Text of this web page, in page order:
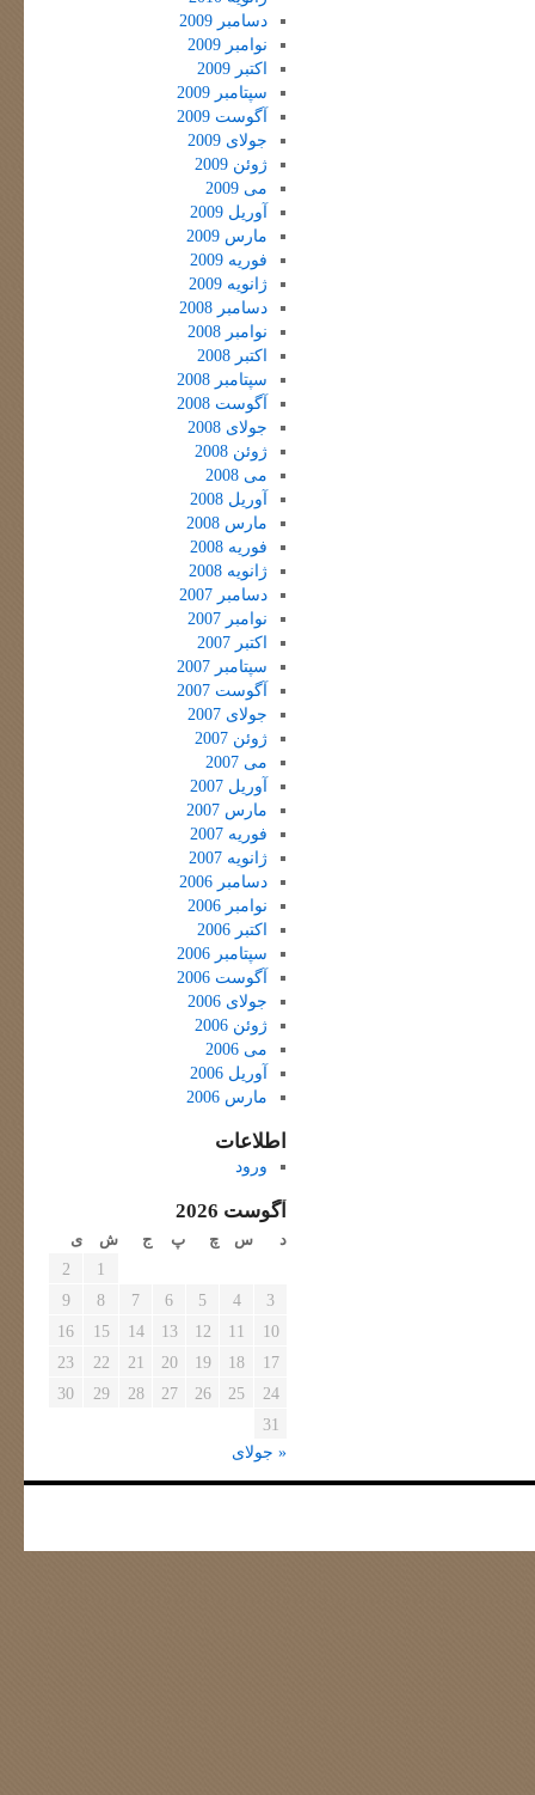
دسامبر 2009
نوامبر 2009
اکتبر 2009
سپتامبر 2009
آگوست 2009
جولای 2009
ژوئن 2009
می 2009
آوریل 2009
مارس 2009
فوریه 2009
ژانویه 2009
دسامبر 2008
نوامبر 2008
اکتبر 2008
سپتامبر 2008
آگوست 2008
جولای 2008
ژوئن 2008
می 2008
آوریل 2008
مارس 2008
فوریه 2008
ژانویه 2008
دسامبر 2007
نوامبر 2007
اکتبر 2007
سپتامبر 2007
آگوست 2007
جولای 2007
ژوئن 2007
می 2007
آوریل 2007
مارس 2007
فوریه 2007
ژانویه 2007
دسامبر 2006
نوامبر 2006
اکتبر 2006
سپتامبر 2006
آگوست 2006
جولای 2006
ژوئن 2006
می 2006
آوریل 2006
مارس 2006
اطلاعات
ورود
آگوست 2026
د س چ پ ج ش ی
1
2
3
4
5
6
7
8
9
10
11
12
13
14
15
16
17
18
19
20
21
22
23
24
25
26
27
28
29
30
31
« جولای